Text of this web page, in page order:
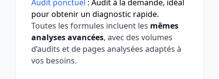
Audit ponctuel : Audit à la demande, idéal
pour obtenir un diagnostic rapide.
Toutes les formules incluent les mêmes
analyses avancées, avec des volumes
d’audits et de pages analysées adaptés à
vos besoins.